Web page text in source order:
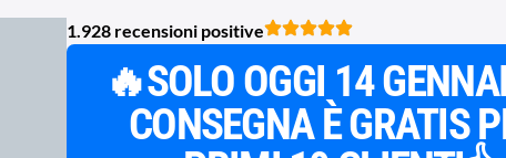
1.928 recensioni positive
🔥SOLO OGGI 14
CONSEGNAÈGRATIS